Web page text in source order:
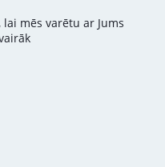
mēs varētu ar Jums